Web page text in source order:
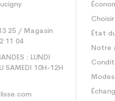
25 / Magasin
11 04
: LUNDI
SAMEDI 10H-12H
État
Notre